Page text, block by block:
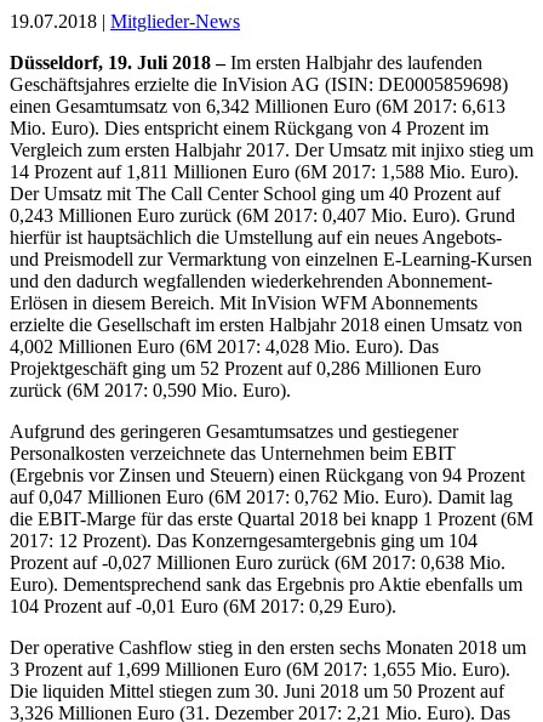
19.07.2018 | Mitglieder-News
Düsseldorf, 19. Juli 2018 –Im ersten Halbjahr des laufenden
Geschäftsjahres erzielte die InVision AG (ISIN: DE0005859698)
einen Gesamtumsatz von 6,342 Millionen Euro (6M 2017: 6,613
Mio. Euro). Dies entspricht einem Rückgang von 4 Prozent im
Vergleich zum ersten Halbjahr 2017. Der Umsatz mit injixo stieg um
14 Prozent auf 1,811 Millionen Euro (6M 2017: 1,588 Mio. Euro).
Der Umsatz mit The Call Center School ging um 40 Prozent auf
0,243 Millionen Euro zurück (6M 2017: 0,407 Mio. Euro). Grund
hierfür ist hauptsächlich die Umstellung auf ein neues Angebots-
und Preismodell zur Vermarktung von einzelnen E-Learning-Kursen
und den dadurch wegfallenden wiederkehrenden Abonnement-
Erlösen in diesem Bereich. Mit InVision WFM Abonnements
erzielte die Gesellschaft im ersten Halbjahr 2018 einen Umsatz von
4,002 Millionen Euro (6M 2017: 4,028 Mio. Euro). Das
Projektgeschäft ging um 52 Prozent auf 0,286 Millionen Euro
zurück (6M 2017: 0,590 Mio. Euro).
Aufgrund des geringeren Gesamtumsatzes und gestiegener
Personalkosten verzeichnete das Unternehmen beim EBIT
(Ergebnis vor Zinsen und Steuern) einen Rückgang von 94 Prozent
auf 0,047 Millionen Euro (6M 2017: 0,762 Mio. Euro). Damit lag
die EBIT-Marge für das erste Quartal 2018 bei knapp 1 Prozent (6M
2017: 12 Prozent). Das Konzerngesamtergebnis ging um 104
Prozent auf -0,027 Millionen Euro zurück (6M 2017: 0,638 Mio.
Euro). Dementsprechend sank das Ergebnis pro Aktie ebenfalls um
104 Prozent auf -0,01 Euro (6M 2017: 0,29 Euro).
Der operative Cashflow stieg in den ersten sechs Monaten 2018 um
3 Prozent auf 1,699 Millionen Euro (6M 2017: 1,655 Mio. Euro).
Die liquiden Mittel stiegen zum 30. Juni 2018 um 50 Prozent auf
3,326 Millionen Euro (31. Dezember 2017: 2,21 Mio. Euro). Das